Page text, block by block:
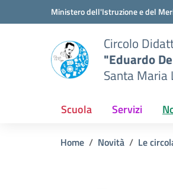
Vai ai contenuti
Vai al menu di navigazioneMinistero dell'Istruzione e del
Circolo
"Eduardo
Santa Maria
Scuola Servizi
Home Novità Le